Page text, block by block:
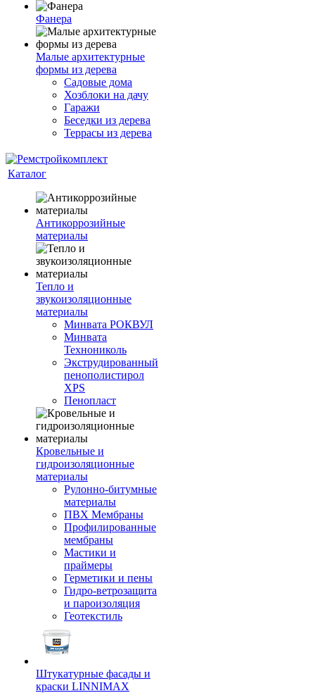
Фанера
Малые архитектурные
формы из дерева
Садовые дома
Хозблоки на дачу
Гаражи
Беседки из дерева
Террасы из дерева
Каталог
Антикоррозийные
материалы
Тепло и
звукоизоляционные
материалы
Минвата РОКВУЛ
Минвата
Технониколь
Экструдированный
пенополистирол
XPS
Пенопласт
Кровельные и
гидроизоляционные
материалы
Рулонно-битумные
материалы
ПВХ Мембраны
Профилированные
мембраны
Мастики и
праймеры
Герметики и пены
Гидро-ветрозащита
и пароизоляция
Геотекстиль
Штукатурные фасады и
краски LINNIMAX